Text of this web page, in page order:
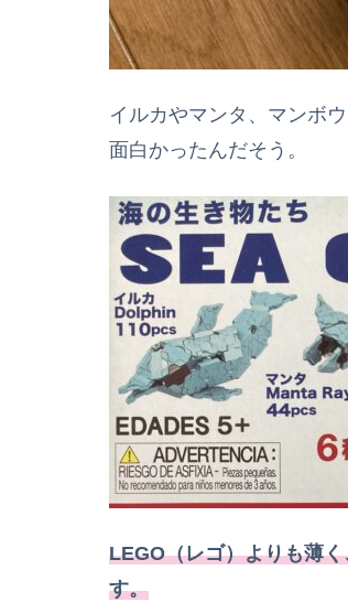
イルカやマンタ、マンボ
面白かったんだそう。
LEGO（レゴ）よりも薄
す。